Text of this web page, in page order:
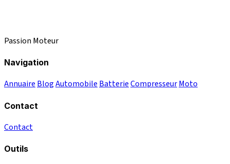
Passion Moteur
Navigation
Annuaire BlogAutomobile BatterieCompresseurMoto
Contact
Contact
Outils